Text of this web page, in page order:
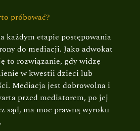
próbować?
każdym etapie postępowania
do mediacji. Jako adwokat
to rozwiązanie, gdy widzę
w kwestii dzieci lub
Mediacja jest dobrowolna i
przed mediatorem, po jej
sąd, ma moc prawną wyroku